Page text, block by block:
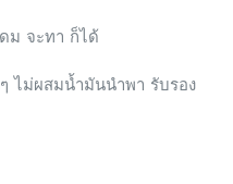
ม จะทา ก็ได้
ไม่ผสมน้ำมันนำพา รับรอง